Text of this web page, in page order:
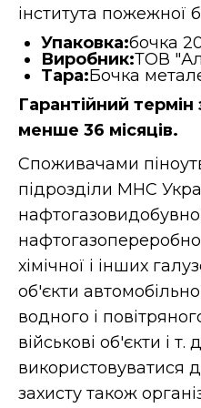
інститута пожежної
Упаковка:бочка
Виробник:ТОВ
Тара:Бочка
Гарантійний термін
менше 36 місяців.
Споживачами
підрозділи МНС
хімічної і інших
об'єкти
водного і
військові об'єкти і т.
використовуватися
захисту також